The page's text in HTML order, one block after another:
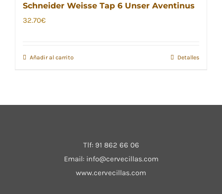
Schneider Weisse Tap 6 Unser Aventinus
32.70€
Añadir al carrito Detalles
Tlf: 91 862 66 06
Email: info@cervecillas.com
www.cervecillas.com